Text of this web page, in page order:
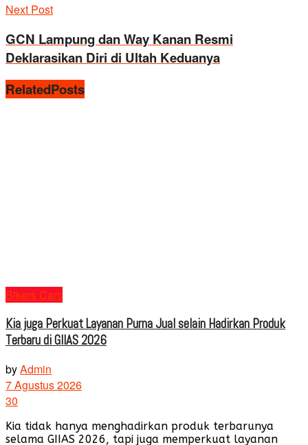
Next Post
GCN Lampung dan Way Kanan Resmi
Deklarasikan Diri di Ultah Keduanya
RelatedPosts
Bikers Cars
Kia juga Perkuat Layanan Purna Jual selain Hadirkan Produk
Terbaru di GIIAS 2026
byAdmin
7 Agustus 2026
30
Kia tidak hanya menghadirkan produk terbarunya
selama GIIAS 2026, tapi juga memperkuat layanan